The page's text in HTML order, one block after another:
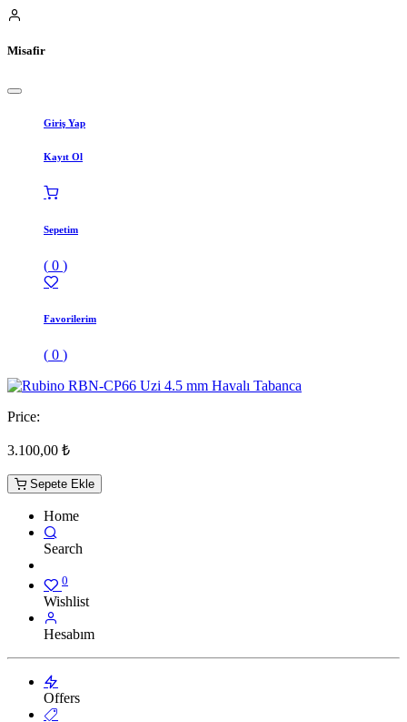
Misafir
Giriş Yap
Kayıt Ol
Sepetim
( 0 )
Favorilerim
( 0 )
Price:
3.100,00 ₺
Sepete Ekle
Home
Search
0
Wishlist
Hesabım
Offers